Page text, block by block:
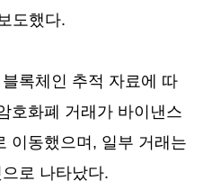
도했다.
록체인 추적 자료에 따
호화폐 거래가 바이낸스
이동했으며, 일부 거래는
로 나타났다.